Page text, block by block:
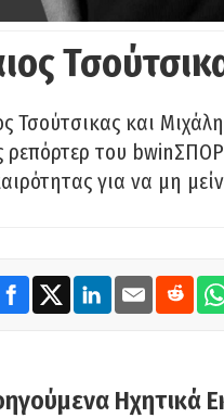
Τσούτσικας και
ρεπόρτερ του
για να μη
Ηχητικά